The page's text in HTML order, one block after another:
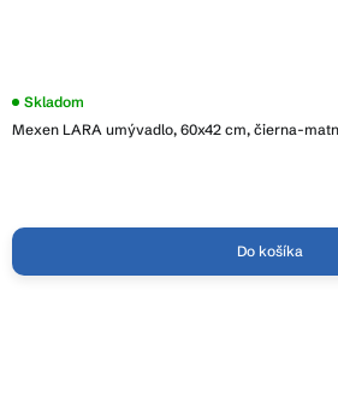
Mexen LARA umývadlo, 60x42 cm, čierna-
Skladom
Do košíka